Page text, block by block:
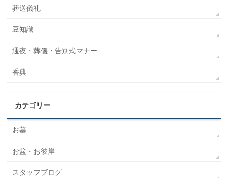
葬送儀礼
豆知識
通夜・葬儀・告別式マナー
香典
カテゴリー
お墓
お盆・お彼岸
スタッフブログ